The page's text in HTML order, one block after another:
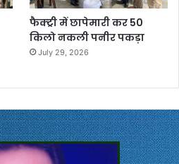
फैक्ट्री में छापेमारी कर 50
किलो नकली पनीर पकड़ा
July 29, 2026